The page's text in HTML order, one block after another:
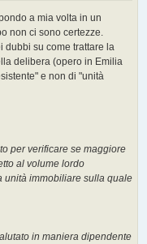
a mia volta in un
non ci sono certezze.
dubbi su come trattare la
delibera (opero in Emilia
e non di "unità
per verificare se maggiore
al volume lordo
unità immobiliare sulla quale
in maniera dipendente